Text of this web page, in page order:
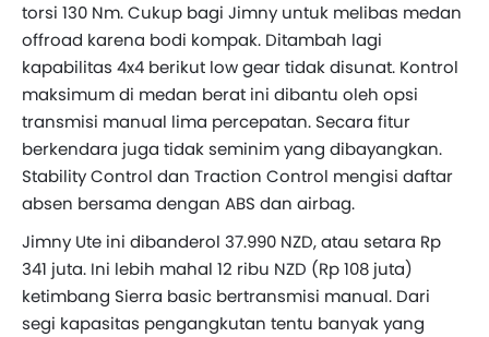
torsi 130 Nm. Cukup bagi Jimny untuk melibas medan
offroad karena bodi kompak. Ditambah lagi
kapabilitas 4x4 berikut low gear tidak disunat. Kontrol
maksimum di medan berat ini dibantu oleh opsi
transmisi manual lima percepatan. Secara fitur
berkendara juga tidak seminim yang dibayangkan.
Stability Control dan Traction Control mengisi daftar
absen bersama dengan ABS dan airbag.
Jimny Ute ini dibanderol 37.990 NZD, atau setara Rp
341 juta. Ini lebih mahal 12 ribu NZD (Rp 108 juta)
ketimbang Sierra basic bertransmisi manual. Dari
segi kapasitas pengangkutan tentu banyak yang